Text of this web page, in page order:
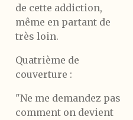
de cette addiction,
même en partant de
très loin.
Quatrième de
couverture :
"Ne me demandez pas
comment on devient